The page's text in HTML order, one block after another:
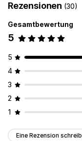
Rezensionen (30)
Gesamtbewertung
5
5
4
3
2
1
Eine Rezension